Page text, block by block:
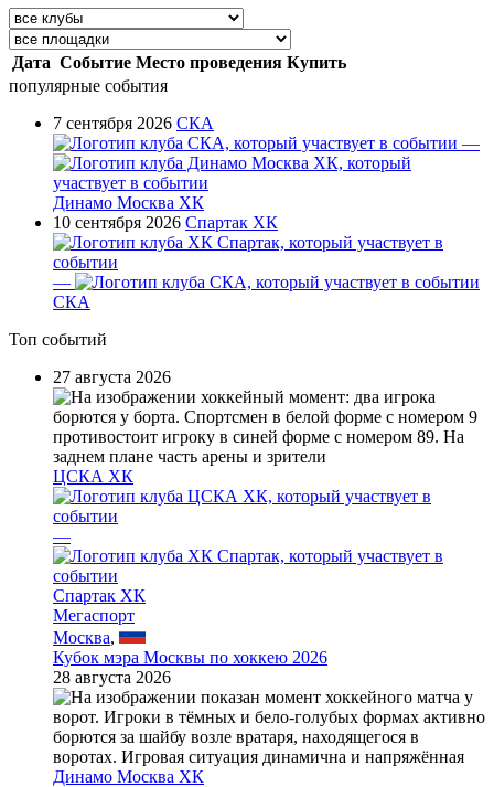
Дата Событие Место проведения Купить
популярные события
7 сентября 2026 СКА
—
Динамо Москва ХК
10 сентября 2026 Спартак ХК
—
СКА
Топ событий
27 августа 2026
ЦСКА ХК
—
Спартак ХК
Мегаспорт
Москва,
Кубок мэра Москвы по хоккею 2026
28 августа 2026
Динамо Москва ХК